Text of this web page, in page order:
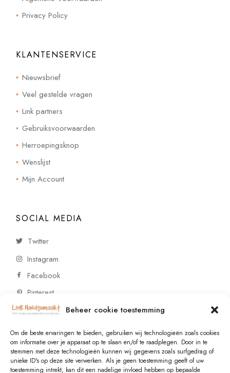
Beheer cookie toestemming
Om de beste ervaringen te bieden, gebruiken wij technologieën zoals cookies
om informatie over je apparaat op te slaan en/of te raadplegen. Door in te
stemmen met deze technologieën kunnen wij gegevens zoals surfgedrag of
unieke ID's op deze site verwerken. Als je geen toestemming geeft of uw
toestemming intrekt, kan dit een nadelige invloed hebben op bepaalde
Privacy Policy
KLANTENSERVICE
Nieuwsbrief
Veel gestelde vragen
Link partners
Gebruiksvoorwaarden
Herroepingsknop
Wenslijst
Mijn Account
SOCIAL MEDIA
Twitter
Instagram
Facebook
Pinterest
CONTACT
Vragen of wensen? Neem contact op!